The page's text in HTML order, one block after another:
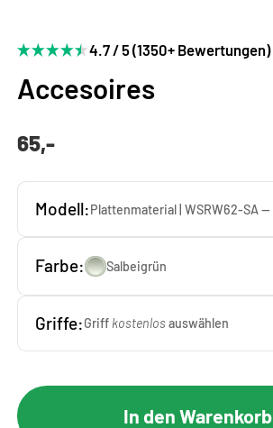
4.7 / 5 (1350+ Bewertungen)
Accesoires
65,-
Modell:
Farbe: Salbeigrün
Griffe:Griff kostenlosauswählen
In den Warenkorb